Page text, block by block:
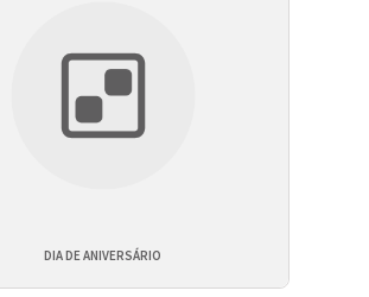
DIA DE ANIVERSÁRIO